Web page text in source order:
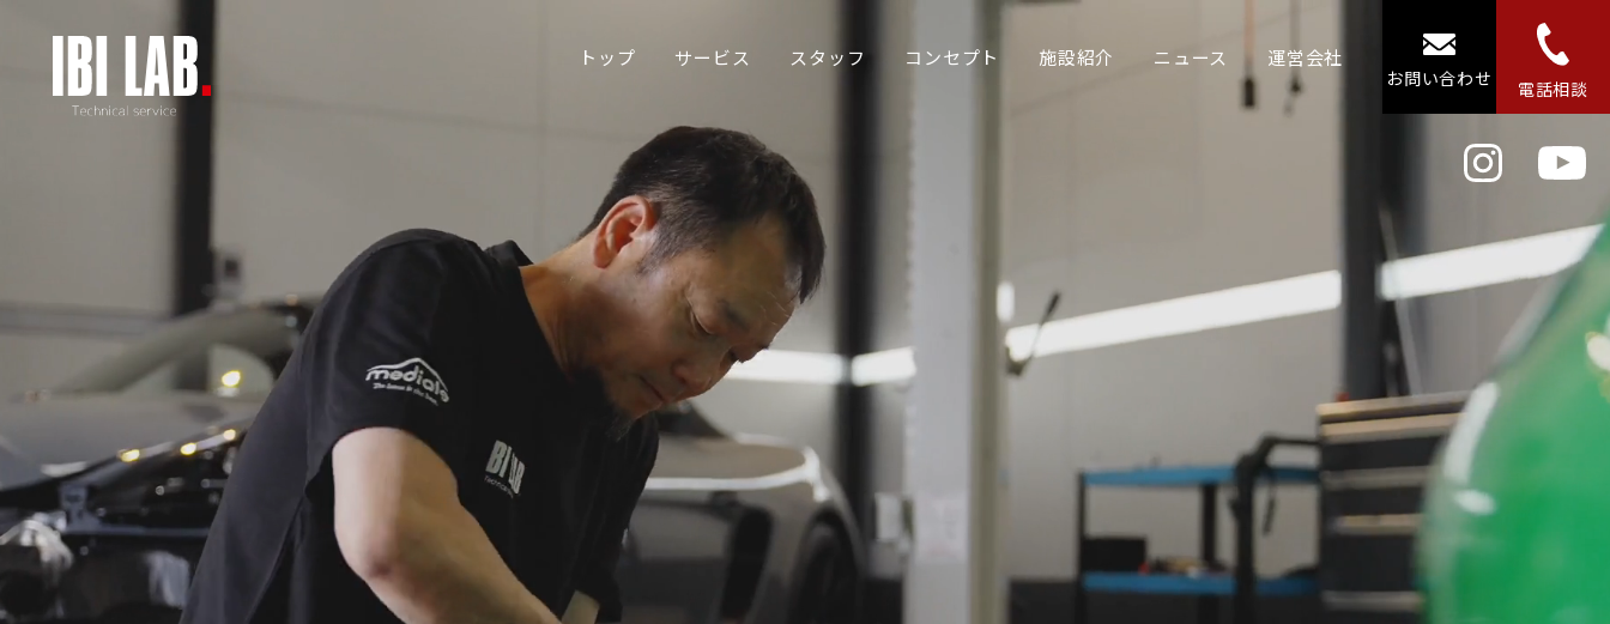
トップ サービス スタッフ コンセプト 施設紹介 ニュース 運営会社
お問い合わせ 電話相談